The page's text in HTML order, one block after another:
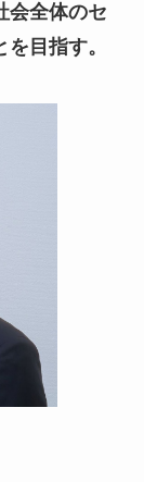
会全体のセ
目指す。